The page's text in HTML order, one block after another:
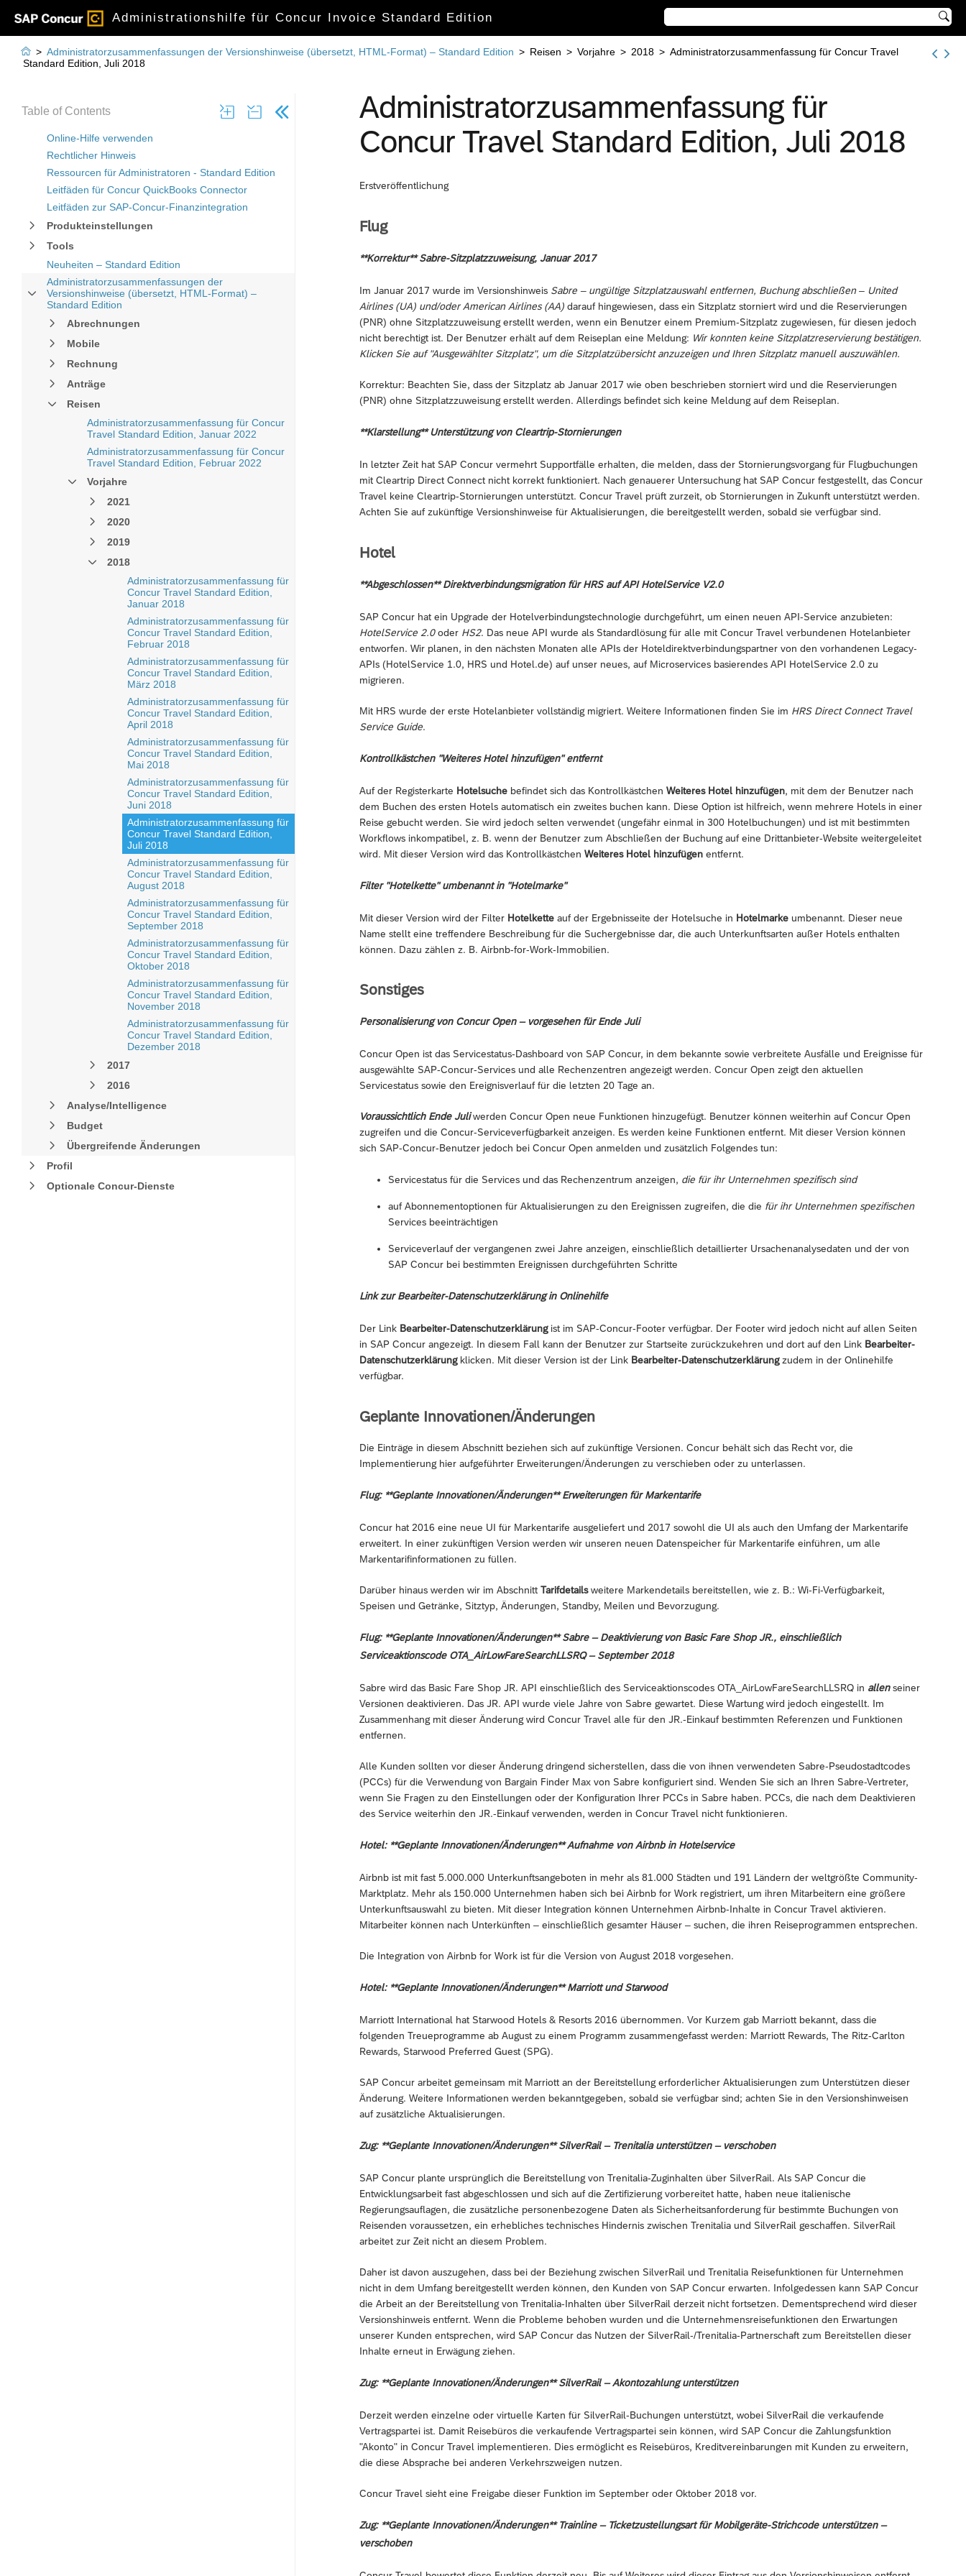
Administrationshilfe für Concur Invoice Standard Edition 
Table of Contents
Online-Hilfe verwenden
Rechtlicher Hinweis
Ressourcen für Administratoren - Standard Edition
Leitfäden für Concur QuickBooks Connector
Leitfäden zur SAP-Concur-Finanzintegration
Produkteinstellungen
Tools
Neuheiten – Standard Edition
Administratorzusammenfassungen der
Versionshinweise (übersetzt, HTML-Format) –
Standard Edition
Abrechnungen
Mobile
Rechnung
Anträge
Reisen
Administratorzusammenfassung für Concur
Travel Standard Edition, Januar 2022
Administratorzusammenfassung für Concur
Travel Standard Edition, Februar 2022
Vorjahre
2021
2020
2019
2018
Administratorzusammenfassung für
Concur Travel Standard Edition,
Januar 2018
Administratorzusammenfassung für
Concur Travel Standard Edition,
Februar 2018
Administratorzusammenfassung für
Concur Travel Standard Edition,
März 2018
Administratorzusammenfassung für
Concur Travel Standard Edition,
April 2018
Administratorzusammenfassung für
Concur Travel Standard Edition,
Mai 2018
Administratorzusammenfassung für
Concur Travel Standard Edition,
Juni 2018
Administratorzusammenfassung für
Concur Travel Standard Edition,
Juli 2018
Administratorzusammenfassung für
Concur Travel Standard Edition,
August 2018
Administratorzusammenfassung für
Concur Travel Standard Edition,
September 2018
Administratorzusammenfassung für
Concur Travel Standard Edition,
Oktober 2018
Administratorzusammenfassung für
Concur Travel Standard Edition,
November 2018
Administratorzusammenfassung für
Concur Travel Standard Edition,
Dezember 2018
2017
2016
Analyse/Intelligence
Budget
Übergreifende Änderungen
Profil
Optionale Concur-Dienste
 > Administratorzusammenfassungen der Versionshinweise (übersetzt, HTML-Format) – Standard Edition > Reisen > Vorjahre > 2018 > Administratorzusammenfassung für Concur Travel
Standard Edition, Juli 2018
Administratorzusammenfassung für
Concur Travel Standard Edition, Juli 2018
Erstveröffentlichung
Flug
**Korrektur** Sabre-Sitzplatzzuweisung, Januar 2017
Im Januar 2017 wurde im Versionshinweis Sabre – ungültige Sitzplatzauswahl entfernen, Buchung abschließen– United
Airlines (UA) und/oder American Airlines (AA) darauf hingewiesen, dass ein Sitzplatz storniert wird und die Reservierungen
(PNR) ohne Sitzplatzzuweisung erstellt werden, wenn ein Benutzer einem Premium-Sitzplatz zugewiesen, für diesen jedoch
nicht berechtigt ist. Der Benutzer erhält auf dem Reiseplan eine Meldung: Wir konnten keine Sitzplatzreservierung bestätigen.
Klicken Sie auf "Ausgewählter Sitzplatz", um die Sitzplatzübersicht anzuzeigen und Ihren Sitzplatz manuell auszuwählen.
Korrektur: Beachten Sie, dass der Sitzplatz ab Januar 2017 wie oben beschrieben storniert wird und die Reservierungen
(PNR) ohne Sitzplatzzuweisung erstellt werden. Allerdings befindet sich keine Meldung auf dem Reiseplan.
**Klarstellung** Unterstützung von Cleartrip-Stornierungen
In letzter Zeit hat SAP Concur vermehrt Supportfälle erhalten, die melden, dass der Stornierungsvorgang für Flugbuchungen
mit Cleartrip Direct Connect nicht korrekt funktioniert. Nach genauerer Untersuchung hat SAP Concur festgestellt, das Concur
Travel keine Cleartrip-Stornierungen unterstützt. Concur Travel prüft zurzeit, ob Stornierungen in Zukunft unterstützt werden.
Achten Sie auf zukünftige Versionshinweise für Aktualisierungen, die bereitgestellt werden, sobald sie verfügbar sind.
Hotel
**Abgeschlossen** Direktverbindungsmigration für HRS auf API HotelService V2.0
SAP Concur hat ein Upgrade der Hotelverbindungstechnologie durchgeführt, um einen neuen API-Service anzubieten:
HotelService 2.0oder HS2. Das neue API wurde als Standardlösung für alle mit Concur Travel verbundenen Hotelanbieter
entworfen. Wir planen, in den nächsten Monaten alle APIs der Hoteldirektverbindungspartner von den vorhandenen Legacy-
APIs (HotelService 1.0, HRS und Hotel.de) auf unser neues, auf Microservices basierendes API HotelService 2.0 zu
migrieren.
Mit HRS wurde der erste Hotelanbieter vollständig migriert. Weitere Informationen finden Sie im HRS Direct Connect Travel
Service Guide.
Kontrollkästchen "Weiteres Hotel hinzufügen" entfernt
Auf der Registerkarte Hotelsuche befindet sich das Kontrollkästchen Weiteres Hotel hinzufügen, mit dem der Benutzer nach
dem Buchen des ersten Hotels automatisch ein zweites buchen kann. Diese Option ist hilfreich, wenn mehrere Hotels in einer
Reise gebucht werden. Sie wird jedoch selten verwendet (ungefähr einmal in 300 Hotelbuchungen) und ist mit bestimmten
Workflows inkompatibel, z. B. wenn der Benutzer zum Abschließen der Buchung auf eine Drittanbieter-Website weitergeleitet
wird. Mit dieser Version wird das Kontrollkästchen Weiteres Hotel hinzufügen entfernt.
Filter "Hotelkette" umbenannt in "Hotelmarke"
Mit dieser Version wird der Filter Hotelkette auf der Ergebnisseite der Hotelsuche in Hotelmarke umbenannt. Dieser neue
Name stellt eine treffendere Beschreibung für die Suchergebnisse dar, die auch Unterkunftsarten außer Hotels enthalten
können. Dazu zählen z. B. Airbnb-for-Work-Immobilien.
Sonstiges
Personalisierung von Concur Open – vorgesehen für Ende Juli
Concur Open ist das Servicestatus-Dashboard von SAP Concur, in dem bekannte sowie verbreitete Ausfälle und Ereignisse für
ausgewählte SAP-Concur-Services und alle Rechenzentren angezeigt werden. Concur Open zeigt den aktuellen
Servicestatus sowie den Ereignisverlauf für die letzten 20 Tage an.
Voraussichtlich Ende Juliwerden Concur Open neue Funktionen hinzugefügt. Benutzer können weiterhin auf Concur Open
zugreifen und die Concur-Serviceverfügbarkeit anzeigen. Es werden keine Funktionen entfernt. Mit dieser Version können
sich SAP-Concur-Benutzer jedoch bei Concur Open anmelden und zusätzlich Folgendes tun:
Servicestatus für die Services und das Rechenzentrum anzeigen, die für ihr Unternehmen spezifisch sind
auf Abonnementoptionen für Aktualisierungen zu den Ereignissen zugreifen, die die für ihr Unternehmen spezifischen
Services beeinträchtigen
Serviceverlauf der vergangenen zwei Jahre anzeigen, einschließlich detaillierter Ursachenanalysedaten und der von
SAP Concur bei bestimmten Ereignissen durchgeführten Schritte
Link zur Bearbeiter-Datenschutzerklärung in Onlinehilfe
Der Link Bearbeiter-Datenschutzerklärungist im SAP-Concur-Footer verfügbar. Der Footer wird jedoch nicht auf allen Seiten
in SAP Concur angezeigt. In diesem Fall kann der Benutzer zur Startseite zurückzukehren und dort auf den Link Bearbeiter-
Datenschutzerklärungklicken. Mit dieser Version ist der Link Bearbeiter-Datenschutzerklärungzudem in der Onlinehilfe
verfügbar.
Geplante Innovationen/Änderungen
Die Einträge in diesem Abschnitt beziehen sich auf zukünftige Versionen. Concur behält sich das Recht vor, die
Implementierung hier aufgeführter Erweiterungen/Änderungen zu verschieben oder zu unterlassen.
Flug: **Geplante Innovationen/Änderungen** Erweiterungen für Markentarife
Concur hat 2016 eine neue UI für Markentarife ausgeliefert und 2017 sowohl die UI als auch den Umfang der Markentarife
erweitert. In einer zukünftigen Version werden wir unseren neuen Datenspeicher für Markentarife einführen, um alle
Markentarifinformationen zu füllen.
Darüber hinaus werden wir im Abschnitt Tarifdetailsweitere Markendetails bereitstellen, wie z. B.: Wi-Fi-Verfügbarkeit,
Speisen und Getränke, Sitztyp, Änderungen, Standby, Meilen und Bevorzugung.
Flug: **Geplante Innovationen/Änderungen** Sabre – Deaktivierung von Basic Fare Shop JR., einschließlich
Serviceaktionscode OTA_AirLowFareSearchLLSRQ – September 2018
Sabre wird das Basic Fare Shop JR. API einschließlich des Serviceaktionscodes OTA_AirLowFareSearchLLSRQ in allenseiner
Versionen deaktivieren. Das JR. API wurde viele Jahre von Sabre gewartet. Diese Wartung wird jedoch eingestellt. Im
Zusammenhang mit dieser Änderung wird Concur Travel alle für den JR.-Einkauf bestimmten Referenzen und Funktionen
entfernen.
Alle Kunden sollten vor dieser Änderung dringend sicherstellen, dass die von ihnen verwendeten Sabre-Pseudostadtcodes
(PCCs) für die Verwendung von Bargain Finder Max von Sabre konfiguriert sind. Wenden Sie sich an Ihren Sabre-Vertreter,
wenn Sie Fragen zu den Einstellungen oder der Konfiguration Ihrer PCCs in Sabre haben. PCCs, die nach dem Deaktivieren
des Service weiterhin den JR.-Einkauf verwenden, werden in Concur Travel nicht funktionieren.
Hotel: **Geplante Innovationen/Änderungen** Aufnahme von Airbnb in Hotelservice
Airbnb ist mit fast 5.000.000 Unterkunftsangeboten in mehr als 81.000 Städten und 191 Ländern der weltgrößte Community-
Marktplatz. Mehr als 150.000 Unternehmen haben sich bei Airbnb for Work registriert, um ihren Mitarbeitern eine größere
Unterkunftsauswahl zu bieten. Mit dieser Integration können Unternehmen Airbnb-Inhalte in Concur Travel aktivieren.
Mitarbeiter können nach Unterkünften – einschließlich gesamter Häuser – suchen, die ihren Reiseprogrammen entsprechen.
Die Integration von Airbnb for Work ist für die Version von August 2018 vorgesehen.
Hotel: **Geplante Innovationen/Änderungen** Marriott und Starwood
Marriott International hat Starwood Hotels & Resorts 2016 übernommen. Vor Kurzem gab Marriott bekannt, dass die
folgenden Treueprogramme ab August zu einem Programm zusammengefasst werden: Marriott Rewards, The Ritz-Carlton
Rewards, Starwood Preferred Guest (SPG).
SAP Concur arbeitet gemeinsam mit Marriott an der Bereitstellung erforderlicher Aktualisierungen zum Unterstützen dieser
Änderung. Weitere Informationen werden bekanntgegeben, sobald sie verfügbar sind; achten Sie in den Versionshinweisen
auf zusätzliche Aktualisierungen.
Zug: **Geplante Innovationen/Änderungen** SilverRail – Trenitalia unterstützen – verschoben
SAP Concur plante ursprünglich die Bereitstellung von Trenitalia-Zuginhalten über SilverRail. Als SAP Concur die
Entwicklungsarbeit fast abgeschlossen und sich auf die Zertifizierung vorbereitet hatte, haben neue italienische
Regierungsauflagen, die zusätzliche personenbezogene Daten als Sicherheitsanforderung für bestimmte Buchungen von
Reisenden voraussetzen, ein erhebliches technisches Hindernis zwischen Trenitalia und SilverRail geschaffen. SilverRail
arbeitet zur Zeit nicht an diesem Problem.
Daher ist davon auszugehen, dass bei der Beziehung zwischen SilverRail und Trenitalia Reisefunktionen für Unternehmen
nicht in dem Umfang bereitgestellt werden können, den Kunden von SAP Concur erwarten. Infolgedessen kann SAP Concur
die Arbeit an der Bereitstellung von Trenitalia-Inhalten über SilverRail derzeit nicht fortsetzen. Dementsprechend wird dieser
Versionshinweis entfernt. Wenn die Probleme behoben wurden und die Unternehmensreisefunktionen den Erwartungen
unserer Kunden entsprechen, wird SAP Concur das Nutzen der SilverRail-/Trenitalia-Partnerschaft zum Bereitstellen dieser
Inhalte erneut in Erwägung ziehen.
Zug: **Geplante Innovationen/Änderungen** SilverRail – Akontozahlung unterstützen
Derzeit werden einzelne oder virtuelle Karten für SilverRail-Buchungen unterstützt, wobei SilverRail die verkaufende
Vertragspartei ist. Damit Reisebüros die verkaufende Vertragspartei sein können, wird SAP Concur die Zahlungsfunktion
"Akonto" in Concur Travel implementieren. Dies ermöglicht es Reisebüros, Kreditvereinbarungen mit Kunden zu erweitern,
die diese Absprache bei anderen Verkehrszweigen nutzen.
Concur Travel sieht eine Freigabe dieser Funktion im September oder Oktober 2018 vor.
Zug: **Geplante Innovationen/Änderungen** Trainline – Ticketzustellungsart für Mobilgeräte-Strichcode unterstützen –
verschoben